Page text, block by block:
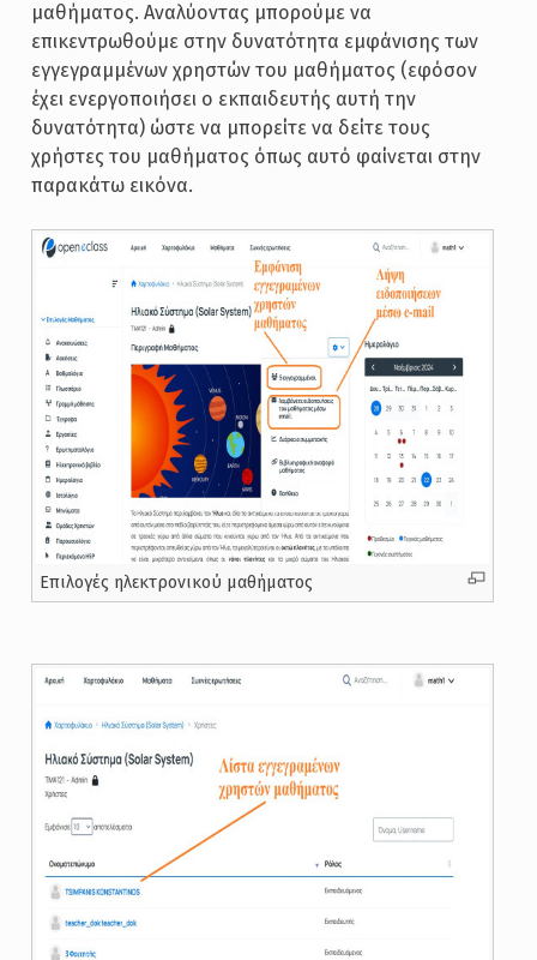
μαθήματος. Αναλύοντας μπορούμε να
επικεντρωθούμε στην δυνατότητα εμφάνισης των
εγγεγραμμένων χρηστών του μαθήματος (εφόσον
έχει ενεργοποιήσει ο εκπαιδευτής αυτή την
δυνατότητα) ώστε να μπορείτε να δείτε τους
χρήστες του μαθήματος όπως αυτό φαίνεται στην
παρακάτω εικόνα.
Επιλογές ηλεκτρονικού μαθήματος